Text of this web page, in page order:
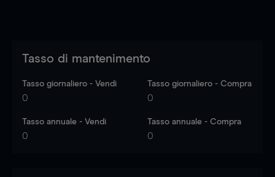
Tasso di mantenimento
Tasso giornaliero - Vendi
0
Tasso giornaliero - Compra
0
Tasso annuale - Vendi
0
Tasso annuale - Compra
0